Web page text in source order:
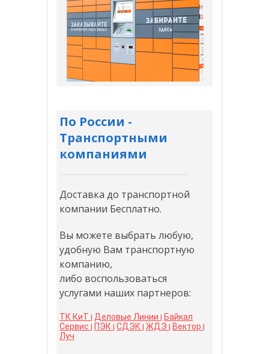
По России -
Транспортными
компаниями
Доставка до транспортной
компании Бесплатно.
Вы можете выбрать любую,
удобную Вам транспортную
компанию,
либо воспользоваться
услугами наших партнеров:
ТК КиТ | Деловые Линии | Байкал
Сервис | ПЭК | СДЭК | ЖДЭ | Вектор |
Луч